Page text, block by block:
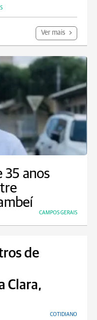
Ver mais
35 anos
CAMPOS GERAIS
de
Clara,
COTIDIANO